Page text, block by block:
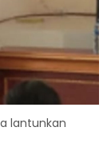
lantunkan